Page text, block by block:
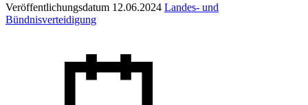
Veröffentlichungsdatum 12.06.2024 Landes- und
Bündnisverteidigung